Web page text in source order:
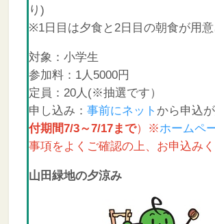
り)
※1日目は夕食と2日目の朝食が用意
対象：小学生
参加料：1人5000円
定員：20人(※抽選です）
申し込み： 事前にネット から申込が
付期間7/3～7/17まで）※ホームペ
事項をよくご確認の上、お申込みく
山田緑地の夕涼み